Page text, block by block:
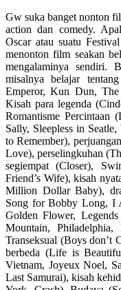
Gw suka banget nonton
action dan comedy.
Oscar atau suatu
menonton film seakan
mengalaminya
misalnya belajar
Emperor, Kun Dun,
Kisah para legenda
Romantisme
Sally, Sleepless in
to Remember),
Love), perselingkuhan
segiempat (Closer),
Friend’s Wife), kisah
Million Dollar Baby),
Song for Bobby Long, I
Golden Flower,
Mountain,
Transeksual (Boys don’t
berbeda (Life is
Vietnam, Joyeux Noel,
Last Samurai), kisah